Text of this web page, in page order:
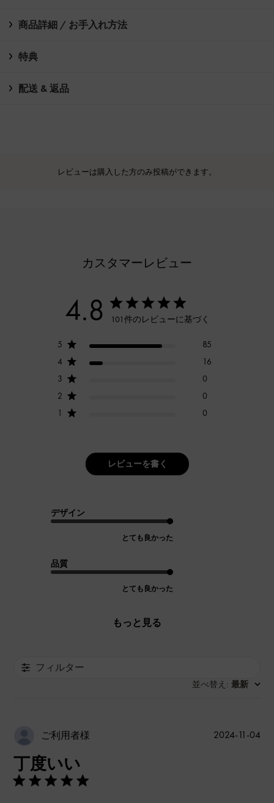
商品詳細 / お手入れ方法
特典
配送 & 返品
レビューは購入した方のみ投稿ができます。
カスタマーレビュー
4.8 101件のレビューに基づく
5
85
4
16
3
0
2
0
1
0
レビューを書く
デザイン
とても良かった
品質
とても良かった
もっと見る
フィルター
並べ替え : 最新
ご利用者様
丁度いい
公
2024-11-04